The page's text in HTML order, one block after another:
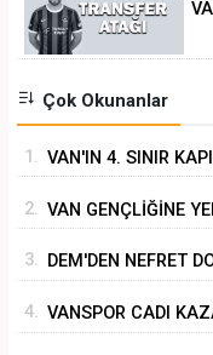
Çok Okunanlar
1. VAN'IN 4. SINIR
2. VAN GENÇLİĞİNE
3. DEM'DEN NEFRET
4. VANSPOR CADI